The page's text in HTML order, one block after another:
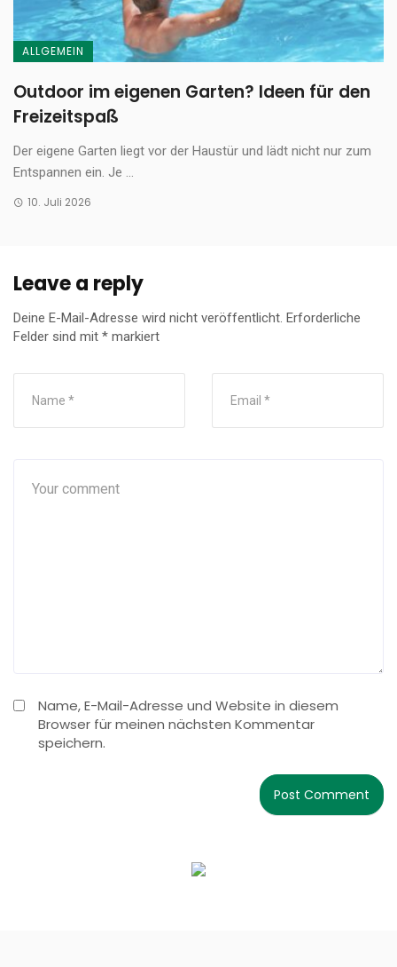
ALLGEMEIN
Outdoor im eigenen Garten? Ideen für den
Freizeitspaß
Der eigene Garten liegt vor der Haustür und lädt nicht nur zum
Entspannen ein. Je ...
10. Juli 2026
Leave a reply
Deine E-Mail-Adresse wird nicht veröffentlicht. Erforderliche
Felder sind mit * markiert
Name, E-Mail-Adresse und Website in diesem
Browser für meinen nächsten Kommentar
speichern.